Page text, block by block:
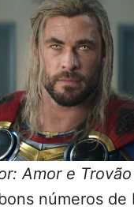
Amor e Trovão
números de